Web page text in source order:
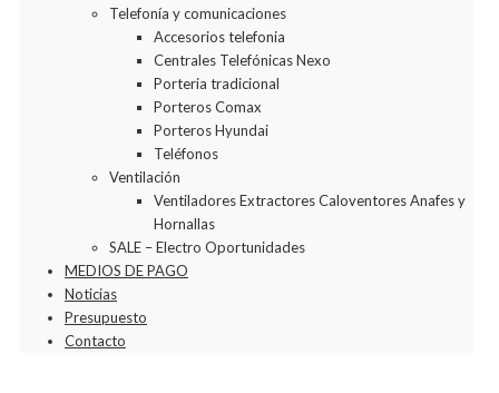
Telefonía y comunicaciones
Accesorios telefonia
Centrales Telefónicas Nexo
Porteria tradicional
Porteros Comax
Porteros Hyundai
Teléfonos
Ventilación
Ventiladores Extractores Caloventores Anafes y
Hornallas
SALE – Electro Oportunidades
MEDIOS DE PAGO
Noticias
Presupuesto
Contacto